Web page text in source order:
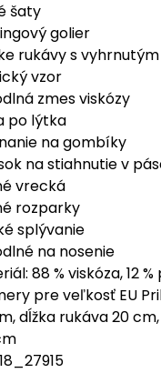
šaty
golier
rukávy s
vzor
zmes viskózy
po lýtka
na gombíky
na stiahnutie v
vrecká
rozparky
splývanie
na nosenie
88 % viskóza, 12
pre veľkosť EU
dĺžka rukáva 20